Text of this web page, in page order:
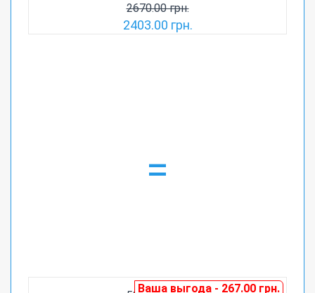
2670.00 грн.
2403.00 грн.
=
Ваша выгода - 267.00 грн.